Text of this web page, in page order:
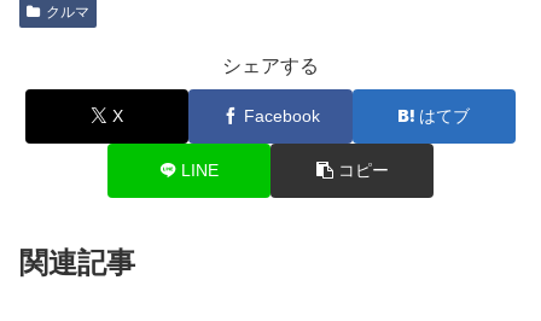
クルマ
シェアする
X Facebook はてブ
LINE コピー
関連記事